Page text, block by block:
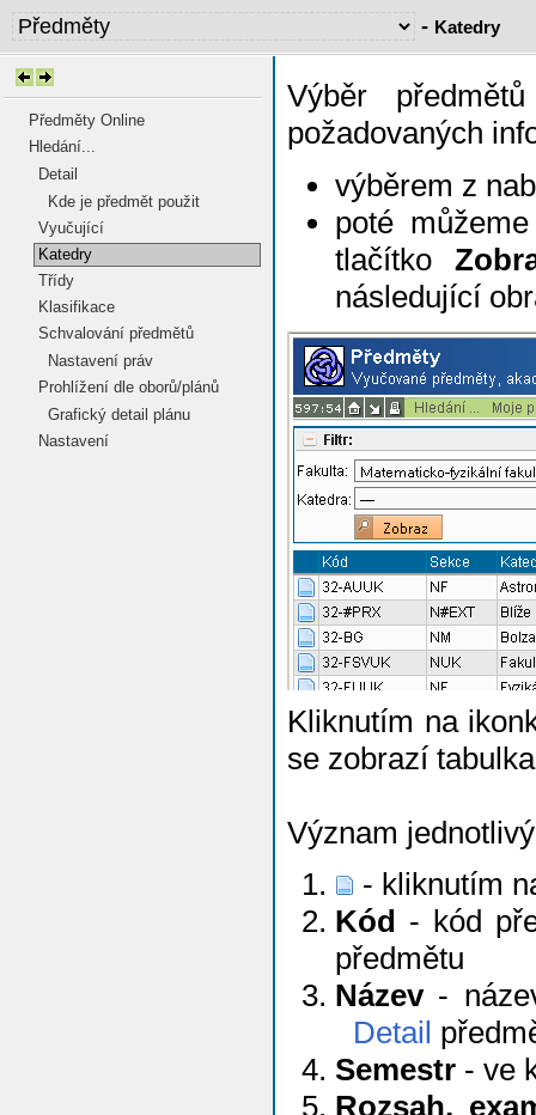
- Katedry
Předměty Online
Hledání...
Detail
Kde je předmět použit
Vyučující
Katedry
Třídy
Klasifikace
Schvalování předmětů
Nastavení práv
Prohlížení dle oborů/plánů
Grafický detail plánu
Nastavení
Výběr
požadovaných
výběrem z
poté
tlačítko
následující
Kliknutím na
se zobrazí
Význam
- kliknutím
Kód - kód
předmětu
Název-
Detail
Semestr - ve
Rozsah,